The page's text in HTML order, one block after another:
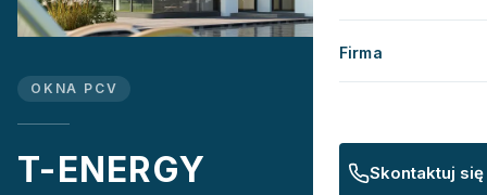
Firma
Skontaktuj
OKNA PCV
T-ENERGY